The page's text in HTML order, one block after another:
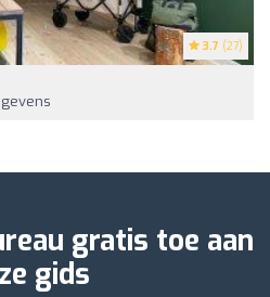
3.7 (27)
gratis toe aan
gids